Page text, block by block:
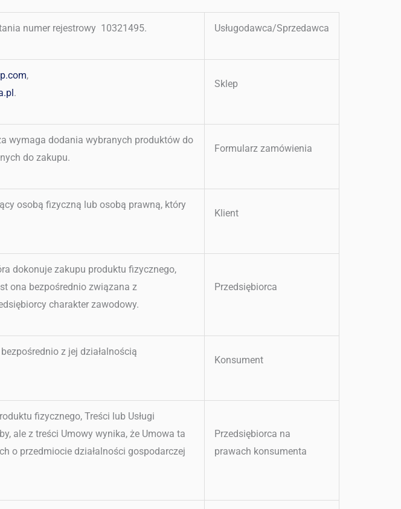
numer rejestrowy 10321495. Usługodawca/Sprzedawca
,
.
Sklep
wymaga dodania wybranych produktów do
do zakupu.
Formularz zamówienia
osobą fizyczną lub osobą prawną, który
Klient
dokonuje zakupu produktu fizycznego,
ona bezpośrednio związana z
charakter zawodowy.
Przedsiębiorca
z jej działalnością
Konsument
fizycznego, Treści lub Usługi
ale z treści Umowy wynika, że Umowa ta
o przedmiocie działalności gospodarczej
Przedsiębiorca na
prawach konsumenta